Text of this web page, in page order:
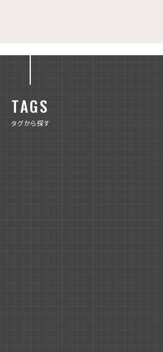
TAGS
タグから探す